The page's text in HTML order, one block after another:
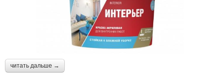
читать дальше →